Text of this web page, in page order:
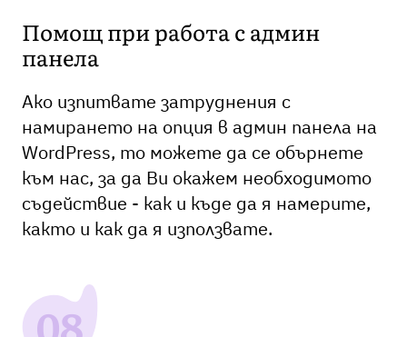
Помощ при работа с админ
панела
Ако изпитвате затруднения с
намирането на опция в админ панела на
WordPress, то можете да се обърнете
към нас, за да Ви окажем необходимото
съдействие - как и къде да я намерите,
както и как да я използвате.